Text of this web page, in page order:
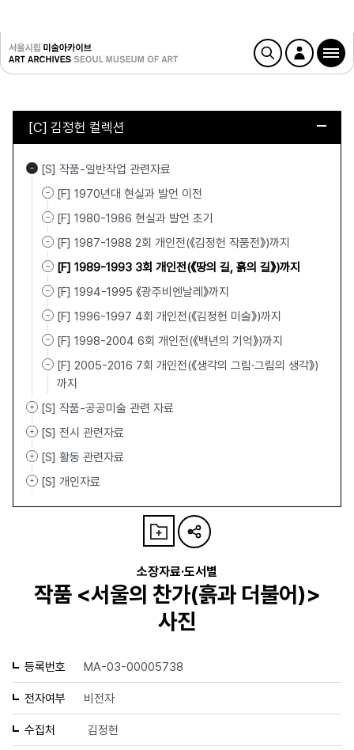
[C] 김정헌 컬렉션
[S] 작품-일반작업 관련자료
[F] 1970년대 현실과 발언 이전
[F] 1980-1986 현실과 발언 초기
[F] 1987-1988 2회 개인전(《김정헌 작품전》)까지
[F] 1989-1993 3회 개인전(《땅의 길, 흙의 길》)까지
[F] 1994-1995 《광주비엔날레》까지
[F] 1996-1997 4회 개인전(《김정헌 미술》)까지
[F] 1998-2004 6회 개인전(《백년의 기억》)까지
[F] 2005-2016 7회 개인전(《생각의 그림·그림의 생각》)
까지
[S] 작품-공공미술 관련 자료
[S] 전시 관련자료
[S] 활동 관련자료
[S] 개인자료
소장자료·도서별
작품 <서울의 찬가(흙과 더불어)>
사진
등록번호 MA-03-00005738
전자여부 비전자
수집처 김정헌